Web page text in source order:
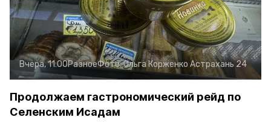
Вчера, 11:00РазноеФото:Ольга Корженко Астрахань 24
Продолжаем гастрономический рейд по
Селенским Исадам